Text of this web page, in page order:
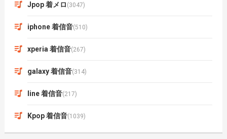
Jpop 着メロ (3047)
iphone 着信音(510)
xperia 着信音(267)
galaxy 着信音(314)
line 着信音(217)
Kpop 着信音(1039)